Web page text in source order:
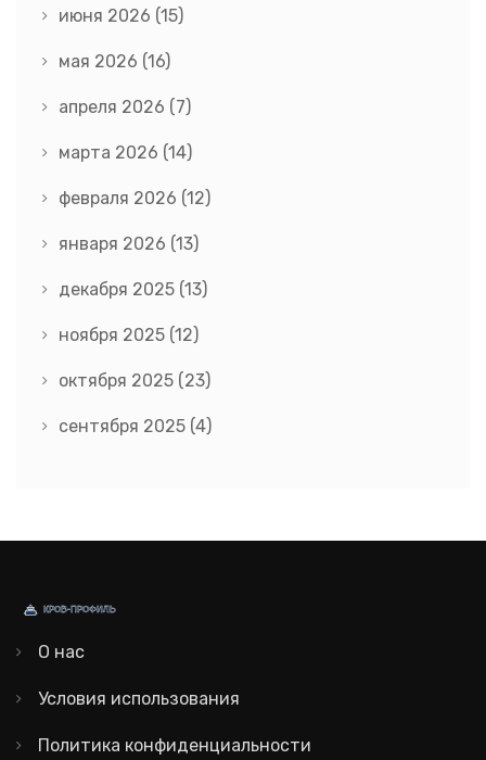
июня 2026 (15)
мая 2026 (16)
апреля 2026 (7)
марта 2026 (14)
февраля 2026 (12)
января 2026 (13)
декабря 2025 (13)
ноября 2025 (12)
октября 2025 (23)
сентября 2025 (4)
О нас
Условия использования
Политика конфиденциальности